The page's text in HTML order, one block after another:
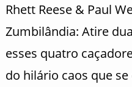
Rhett Reese & Paul
Zumbilândia: Atire
esses quatro
do hilário caos que